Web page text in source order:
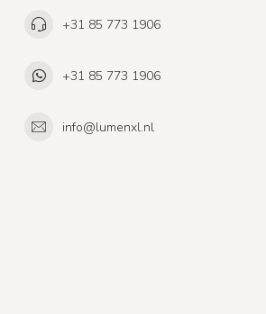
+31 85 773 1906
+31 85 773 1906
info@lumenxl.nl